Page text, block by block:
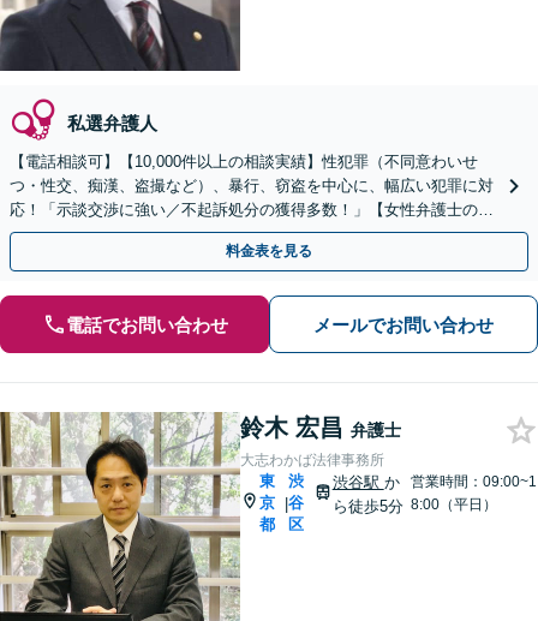
私選弁護人
【電話相談可】【10,000件以上の相談実績】性犯罪（不同意わいせ
つ・性交、痴漢、盗撮など）、暴行、窃盗を中心に、幅広い犯罪に対
応！「示談交渉に強い／不起訴処分の獲得多数！」【女性弁護士の対
応可】【休日・夜間相談可】【英語・韓国語対応】
料金表を見る
電話でお問い合わせ メールでお問い合わせ
鈴木 宏昌 弁護士
大志わかば法律事務所
東
京
都
|
渋
谷
区
渋谷駅 か
ら徒歩5分
営業時間：09:00~1
8:00（平日）